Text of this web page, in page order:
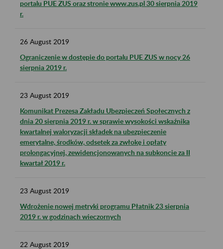
portalu PUE ZUS oraz stronie www.zus.pl 30 sierpnia 2019
r.
26 August 2019
Ograniczenie w dostępie do portalu PUE ZUS w nocy 26
sierpnia 2019 r.
23 August 2019
Komunikat Prezesa Zakładu Ubezpieczeń Społecznych z
dnia 20 sierpnia 2019 r. w sprawie wysokości wskaźnika
kwartalnej waloryzacji składek na ubezpieczenie
emerytalne, środków, odsetek za zwłokę i opłaty
prolongacyjnej, zewidencjonowanych na subkoncie za II
kwartał 2019 r.
23 August 2019
Wdrożenie nowej metryki programu Płatnik 23 sierpnia
2019 r. w godzinach wieczornych
22 August 2019